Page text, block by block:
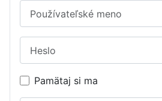
Používateľské meno
Pamätaj si ma